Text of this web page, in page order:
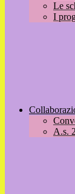
Le
I
A.s.